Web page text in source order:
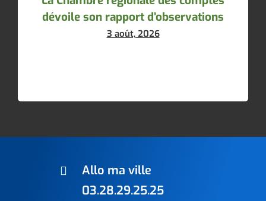
dévoile son rapport d’observations
3 août, 2026
Allo ma ville
03.28.29.25.25